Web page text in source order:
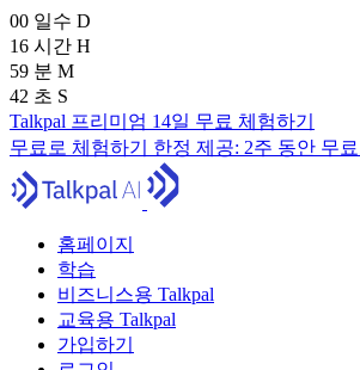
00 일수 D
16 시간 H
59 분 M
41 초 S
Talkpal 프리미엄 14일 무료 체험하기
무료로 체험하기 한정 제공: 2주 동안 무
홈페이지
학습
비즈니스용 Talkpal
교육용 Talkpal
가입하기